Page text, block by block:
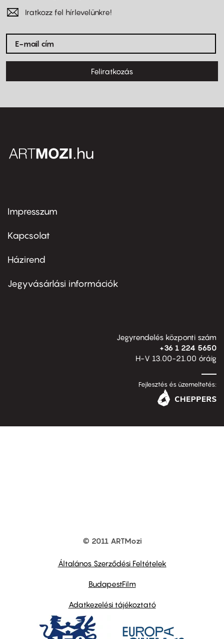
Iratkozz fel hírlevelünkre!
Feliratkozás
Footer
first
Impresszum
Kapcsolat
Footer
second
Házirend
Jegyvásárlási információk
Jegyrendelés központi szám
+36 1 224 5650
H-V 13.00-21.00 óráig
Fejlesztés és üzemeltetés:
© 2011 ARTMozi
Általános Szerződési Feltételek
BudapestFilm
Adatkezelési tájékoztató